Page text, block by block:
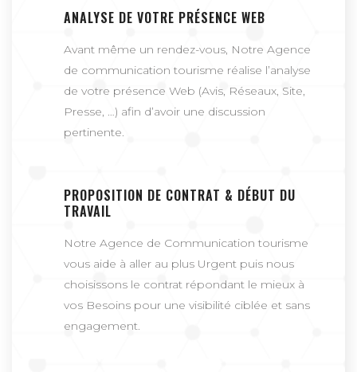
ANALYSE DE VOTRE PRÉSENCE WEB
Avant même un rendez-vous, Notre Agence
de communication tourisme réalise l’analyse
de votre présence Web (Avis, Réseaux, Site,
Presse, …) afin d’avoir une discussion
pertinente.
PROPOSITION DE CONTRAT & DÉBUT DU
TRAVAIL
Notre Agence de Communication tourisme
vous aide à aller au plus Urgent puis nous
choisissons le contrat répondant le mieux à
vos Besoins pour une visibilité ciblée et sans
engagement.